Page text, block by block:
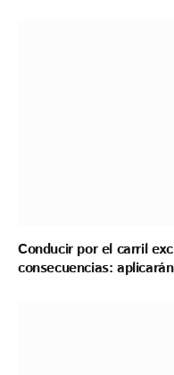
Conducir por el carril
consecuencias: